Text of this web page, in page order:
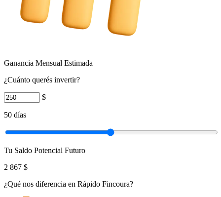
Ganancia Mensual Estimada
¿Cuánto querés invertir?
$
50 días
Tu Saldo Potencial Futuro
2 867 $
¿Qué nos diferencia en Rápido Fincoura?